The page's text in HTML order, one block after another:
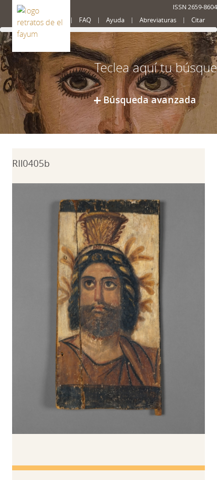
ISSN 2659-8604
Presentación FAQ Ayuda Abreviaturas Citar
Búsqueda avanzada
RII0405b